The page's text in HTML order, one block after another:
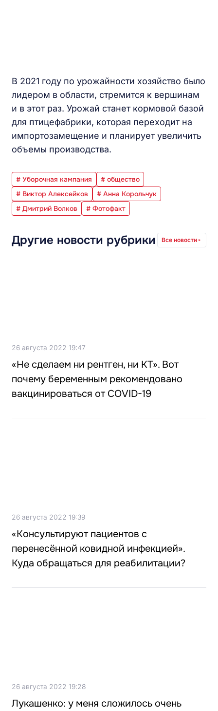
В 2021 году по урожайности хозяйство было
лидером в области, стремится к вершинам
и в этот раз. Урожай станет кормовой базой
для птицефабрики, которая переходит на
импортозамещение и планирует увеличить
объемы производства.
# Уборочная кампания
# общество
# Виктор Алексейков
# Анна Корольчук
# Дмитрий Волков
# Фотофакт
Другие новости рубрики Все новости
26 августа 2022 19:47
«Не сделаем ни рентген, ни КТ». Вот
почему беременным рекомендовано
вакцинироваться от COVID-19
26 августа 2022 19:39
«Консультируют пациентов с
перенесённой ковидной инфекцией».
Куда обращаться для реабилитации?
26 августа 2022 19:28
Лукашенко: у меня сложилось очень